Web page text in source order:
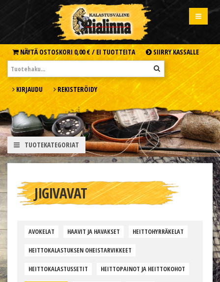
NÄYTÄ OSTOSKORI 0,00 € / EI TUOTTEITA SIIRRY KASSALLE
KIRJAUDU REKISTERÖIDY
TUOTEKATEGORIAT
JIGIVAVAT
AVOKELAT HAAVIT JA HAVAKSET HEITTOHYRRÄKELAT
HEITTOKALASTUKSEN OHEISTARVIKKEET
HEITTOKALASTUSSETIT HEITTOPAINOT JA HEITTOKOHOT